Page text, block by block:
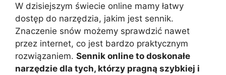
W dzisiejszym świecie online mamy łatwy
dostęp do narzędzia, jakim jest sennik.
Znaczenie snów możemy sprawdzić nawet
przez internet, co jest bardzo praktycznym
rozwiązaniem. Sennik online to doskonałe
narzędzie dla tych, którzy pragną szybkiej i